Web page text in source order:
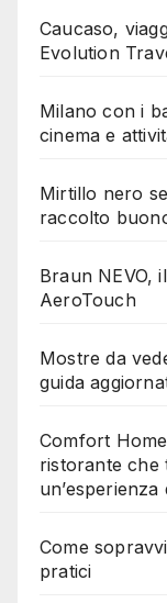
Caucaso,
Evolution
Milano con i
cinema e
Mirtillo nero
raccolto
Braun NEVO,
AeroTouch
Mostre da
guida
Comfort
ristorante che
un’esperienza
Come
pratici